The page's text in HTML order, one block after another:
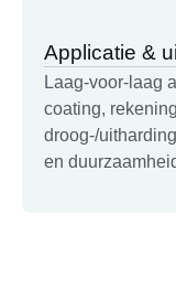
Applicatie &
Laag-voor-laag
coating,
droog-/
en